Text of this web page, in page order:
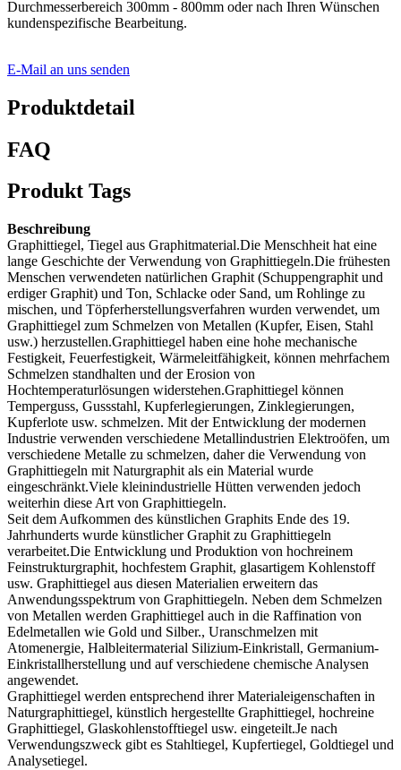
Durchmesserbereich 300mm - 800mm oder nach Ihren Wünschen
kundenspezifische Bearbeitung.
E-Mail an uns senden
Produktdetail
FAQ
Produkt Tags
Beschreibung
Graphittiegel, Tiegel aus Graphitmaterial.Die Menschheit hat eine
lange Geschichte der Verwendung von Graphittiegeln.Die frühesten
Menschen verwendeten natürlichen Graphit (Schuppengraphit und
erdiger Graphit) und Ton, Schlacke oder Sand, um Rohlinge zu
mischen, und Töpferherstellungsverfahren wurden verwendet, um
Graphittiegel zum Schmelzen von Metallen (Kupfer, Eisen, Stahl
usw.) herzustellen.Graphittiegel haben eine hohe mechanische
Festigkeit, Feuerfestigkeit, Wärmeleitfähigkeit, können mehrfachem
Schmelzen standhalten und der Erosion von
Hochtemperaturlösungen widerstehen.Graphittiegel können
Temperguss, Gussstahl, Kupferlegierungen, Zinklegierungen,
Kupferlote usw. schmelzen. Mit der Entwicklung der modernen
Industrie verwenden verschiedene Metallindustrien Elektroöfen, um
verschiedene Metalle zu schmelzen, daher die Verwendung von
Graphittiegeln mit Naturgraphit als ein Material wurde
eingeschränkt.Viele kleinindustrielle Hütten verwenden jedoch
weiterhin diese Art von Graphittiegeln.
Seit dem Aufkommen des künstlichen Graphits Ende des 19.
Jahrhunderts wurde künstlicher Graphit zu Graphittiegeln
verarbeitet.Die Entwicklung und Produktion von hochreinem
Feinstrukturgraphit, hochfestem Graphit, glasartigem Kohlenstoff
usw. Graphittiegel aus diesen Materialien erweitern das
Anwendungsspektrum von Graphittiegeln. Neben dem Schmelzen
von Metallen werden Graphittiegel auch in die Raffination von
Edelmetallen wie Gold und Silber., Uranschmelzen mit
Atomenergie, Halbleitermaterial Silizium-Einkristall, Germanium-
Einkristallherstellung und auf verschiedene chemische Analysen
angewendet.
Graphittiegel werden entsprechend ihrer Materialeigenschaften in
Naturgraphittiegel, künstlich hergestellte Graphittiegel, hochreine
Graphittiegel, Glaskohlenstofftiegel usw. eingeteilt.Je nach
Verwendungszweck gibt es Stahltiegel, Kupfertiegel, Goldtiegel und
Analysetiegel.